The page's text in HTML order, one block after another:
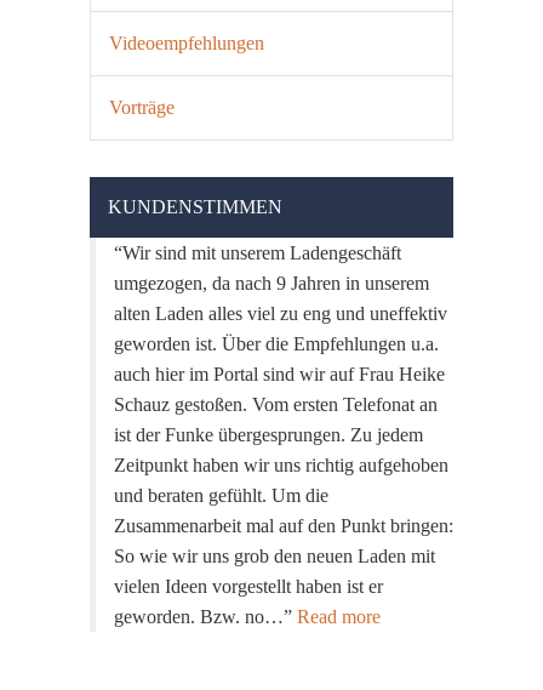
Videoempfehlungen
Vorträge
KUNDENSTIMMEN
Wir sind mit unserem Ladengeschäft
umgezogen, da nach 9 Jahren in unserem
alten Laden alles viel zu eng und uneffektiv
geworden ist. Über die Empfehlungen u.a.
auch hier im Portal sind wir auf Frau Heike
Schauz gestoßen. Vom ersten Telefonat an
ist der Funke übergesprungen. Zu jedem
Zeitpunkt haben wir uns richtig aufgehoben
und beraten gefühlt. Um die
Zusammenarbeit mal auf den Punkt bringen:
So wie wir uns grob den neuen Laden mit
vielen Ideen vorgestellt haben ist er
geworden. Bzw. no…
Read more